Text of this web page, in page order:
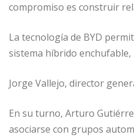
compromiso es construir
La tecnología de BYD
sistema híbrido enchufable,
Jorge Vallejo, director
En su turno, Arturo
asociarse con grupos